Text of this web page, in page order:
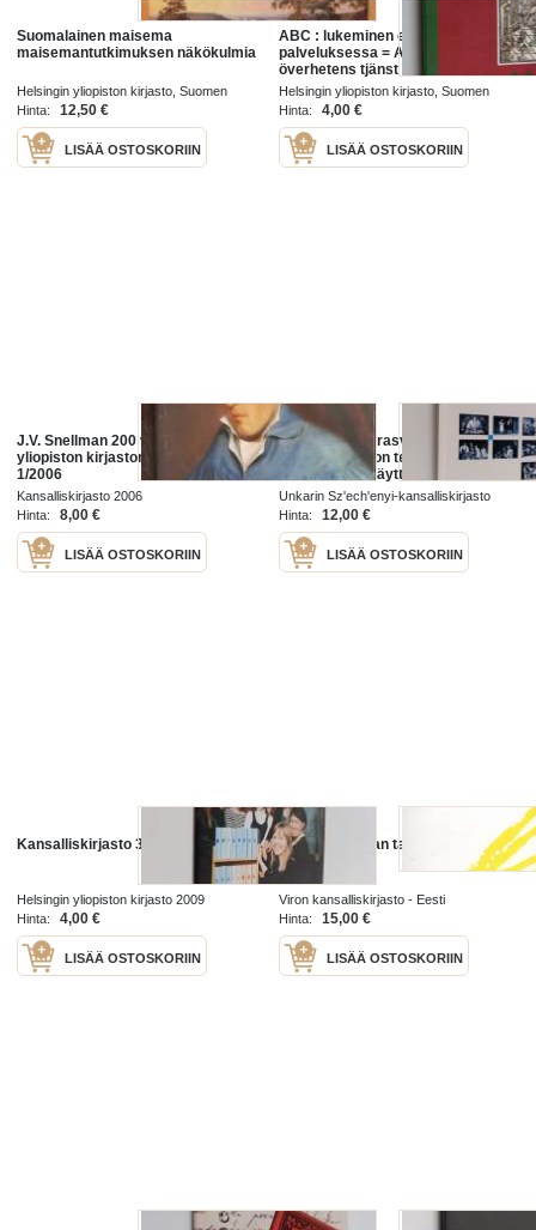
Suomalainen maisema
maisemantutkimuksen näkökulmia
Helsingin yliopiston kirjasto, Suomen
kansalliskirjasto 2002
Hinta: 12,50 €
LISÄÄ OSTOSKORIIN
ABC : lukeminen esivallan
palveluksessa = ABC : läsandet i
överhetens tjänst
Helsingin yliopiston kirjasto, Suomen
kansalliskirjasto 2002
Hinta: 4,00 €
LISÄÄ OSTOSKORIIN
J.V. Snellman 200 vuotta. Helsingin
yliopiston kirjaston tiedotuslehti
1/2006
Kansalliskirjasto 2006
Hinta:
8,00 €
LISÄÄ OSTOSKORIIN
Sukulaiset parrasvaloissa :
Suomen ja Viron teatteri
unkarilaisilla näyttämöillä
Unkarin Szʹechʹenyi-kansalliskirjasto
2005
Hinta: 12,00 €
LISÄÄ OSTOSKORIIN
Kansalliskirjasto 3/2009
Helsingin yliopiston kirjasto 2009
Hinta:
4,00 €
LISÄÄ OSTOSKORIIN
Virolaisen kirjan tarina
Viron kansalliskirjasto - Eesti
Rahvusraamatukogu 2011
Hinta: 15,00 €
LISÄÄ OSTOSKORIIN